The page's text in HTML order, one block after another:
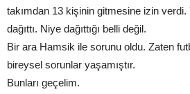
takımdan 13 kişinin gitmesine izin
dağıttı. Niye dağıttığı belli değil.
Bir ara Hamsik ile sorunu oldu. Zaten
bireysel sorunlar yaşamıştır.
Bunları geçelim.